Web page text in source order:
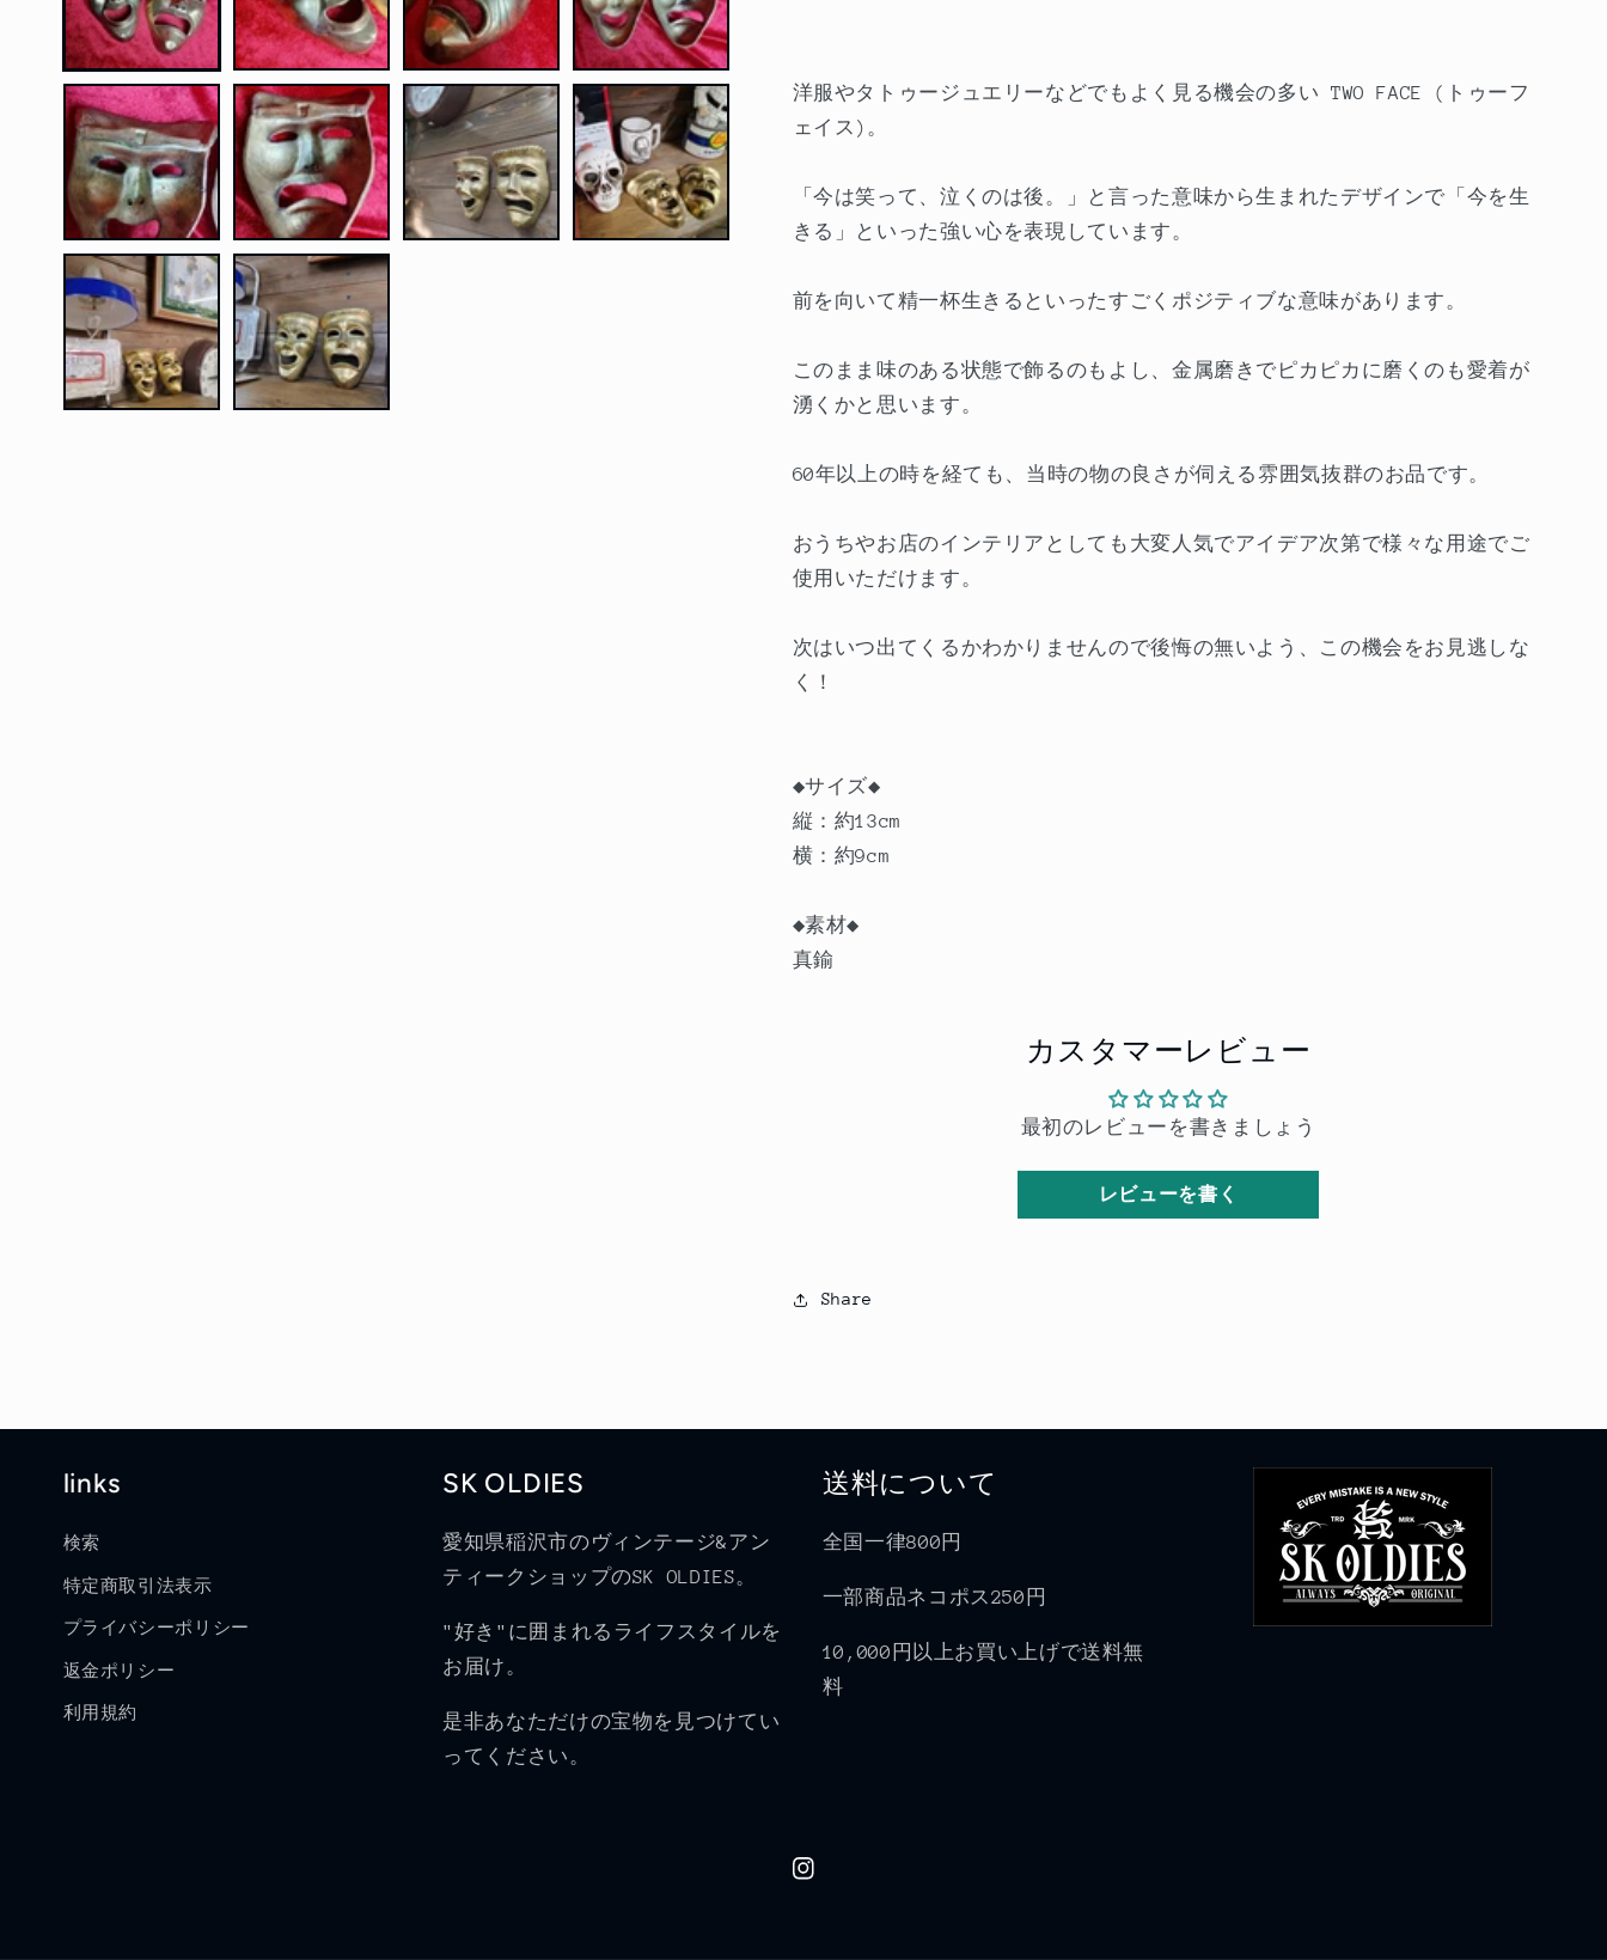
ア
(1)
デ
コ
数
を
ら
デ
数
量
を
や
洋服やタトゥージュエリーなどでもよく見る機会の多い TWO FACE (トゥーフ
ェイス)。
「今は笑って、泣くのは後。」と言った意味から生まれたデザインで「今を生
きる」といった強い心を表現しています。
前を向いて精一杯生きるといったすごくポジティブな意味があります。
このまま味のある状態で飾るのもよし、金属磨きでピカピカに磨くのも愛着が
湧くかと思います。
60年以上の時を経ても、当時の物の良さが伺える雰囲気抜群のお品です。
おうちやお店のインテリアとしても大変人気でアイデア次第で様々な用途でご
使用いただけます。
次はいつ出てくるかわかりませんので後悔の無いよう、この機会をお見逃しな
く！
◆サイズ◆
縦：約13cm
横：約9cm
◆素材◆
真鍮
カスタマーレビュー
最初のレビューを書きましょう
レビューを書く
Share
links
検索
特定商取引法表示
プライバシーポリシー
返金ポリシー
利用規約
SK OLDIES
愛知県稲沢市のヴィンテージ&アン
ティークショップのSK OLDIES。
"好き"に囲まれるライフスタイルを
お届け。
是非あなただけの宝物を見つけてい
ってください。
送料について
全国一律800円
一部商品ネコポス250円
10,000円以上お買い上げで送料無
料
Instagram